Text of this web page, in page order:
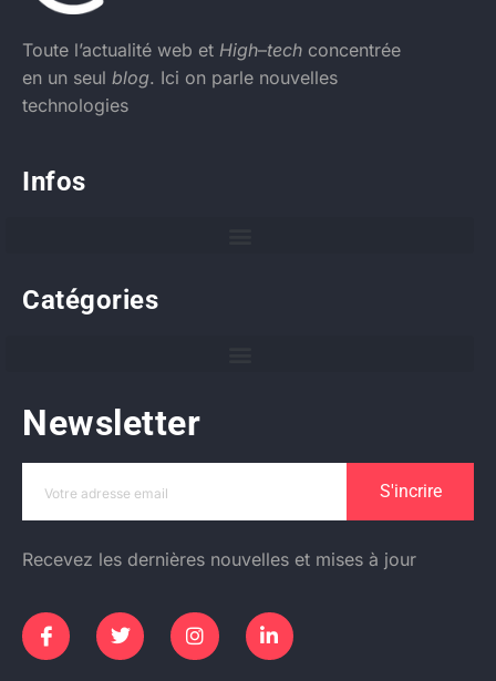
Toute l’actualité web et High–tech concentrée
en un seul blog. Ici on parle nouvelles
technologies
Infos
Catégories
Newsletter
S'incrire
Recevez les dernières nouvelles et mises à jour